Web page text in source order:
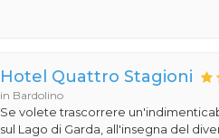
Hotel Quattro Stagioni
in Bardolino
Se volete trascorrere
sul Lago di Garda, all'insegna del